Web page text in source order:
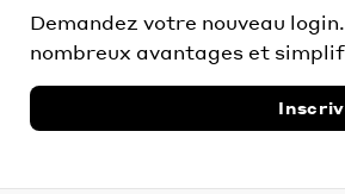
Demandez votre nouveau
nombreux avantages et